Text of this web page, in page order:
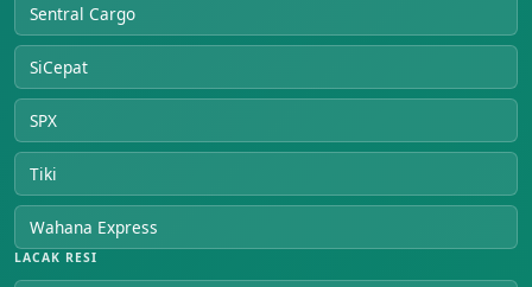
Sentral Cargo
SiCepat
SPX
Tiki
Wahana Express
LACAK RESI